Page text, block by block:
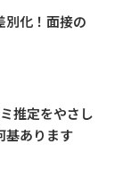
別化！面接の
推定をやさし
基あります